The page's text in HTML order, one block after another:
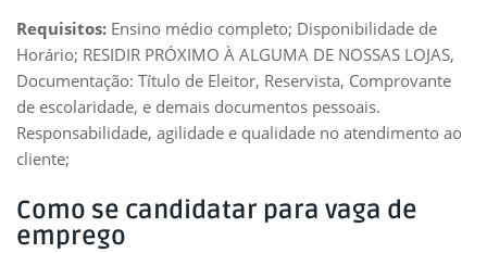
Requisitos: Ensino médio completo; Disponibilidade de
Horário; RESIDIR PRÓXIMO À ALGUMA DE NOSSAS LOJAS,
Documentação: Título de Eleitor, Reservista, Comprovante
de escolaridade, e demais documentos pessoais.
Responsabilidade, agilidade e qualidade no atendimento ao
cliente;
Como se candidatar para vaga de
emprego